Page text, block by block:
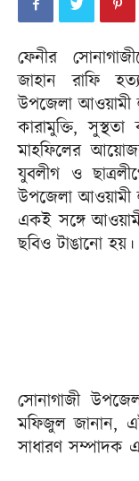
ফেনীর
জাহান রাফি
উপজেলা আওয়ামী
কারামুক্তি,
মাহফিলের
যুবলীগ ও
উপজেলা আওয়ামী
একই সঙ্গে
ছবিও টাঙানো হয়।
সোনাগাজী
মফিজুল জানান,
সাধারণ সম্পাদক